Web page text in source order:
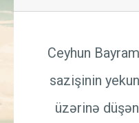
Ceyhun
sazişinin
üzərinə